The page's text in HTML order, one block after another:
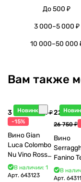
До 500 ₽
3 000–5 000 ₽
10 000–50 000
Вам также
Новинка
3 998 ₽4 704 ₽
-15%
Вино Gian
Luca Colombo
Nu Vino Rosso
2025 750 мл
В наличии: 1
Арт. 643123
22 738
26 750 ₽
Вино
Fanino
Siciliane
2022
В
Арт.